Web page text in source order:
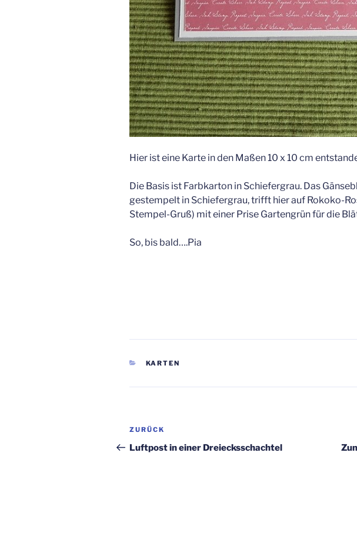
Hier ist eine Karte in den Maßen 10 x 10 cm
Die Basis ist Farbkarton in Schiefergrau. Das
gestempelt in Schiefergrau, trifft hier auf Rokoko-
Stempel-Gruß) mit einer Prise Gartengrün für die
So, bis bald….Pia
KATEGORIEN
KARTEN
Beitragsnavigation
Vorheriger
Beitrag
ZURÜCK
Luftpost in einer Dreiecksschachtel